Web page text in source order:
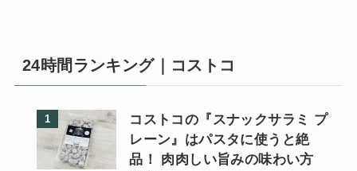
24時間ランキング｜コストコ
コストコの『スナックサラミ プ
レーン』はパスタに使うと絶
品！ 肉肉しい旨みの味わい方